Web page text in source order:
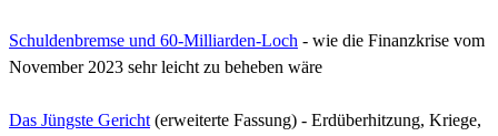
Schuldenbremse und 60-Milliarden-Loch - wie die Finanzkrise vom
November 2023 sehr leicht zu beheben wäre
Das Jüngste Gericht (erweiterte Fassung) - Erdüberhitzung, Kriege,